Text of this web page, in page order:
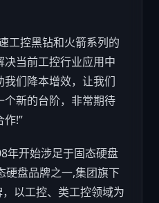
控黑钻和火箭系列的
当前工控行业应用中
们降本增效，让我们
个新的台阶，非常期待
作!”
开始涉足于固态硬盘
硬盘品牌之一,集团旗下
以工控、类工控领域为